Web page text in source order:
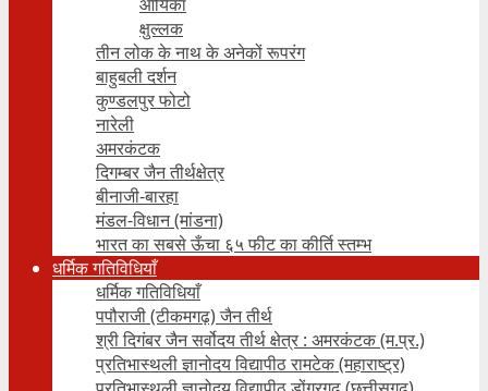
क्षुल्लक
तीन लोक के नाथ के अनेकों रूपरंग
बाहुबली दर्शन
कुण्डलपुर फोटो
नारेली
अमरकंटक
दिगम्बर जैन तीर्थक्षेत्र
बीनाजी-बारहा
मंडल-विधान (मांडना)
भारत का सबसे ऊँचा ६५ फीट का कीर्ति स्तम्भ
धर्मिक गतिविधियाँ
धर्मिक गतिविधियाँ
पपौराजी (टीकमगढ़) जैन तीर्थ
श्री दिगंबर जैन सर्वोदय तीर्थ क्षेत्र : अमरकंटक (म.प्र.)
प्रतिभास्थली ज्ञानोदय विद्यापीठ रामटेक (महाराष्ट्र)